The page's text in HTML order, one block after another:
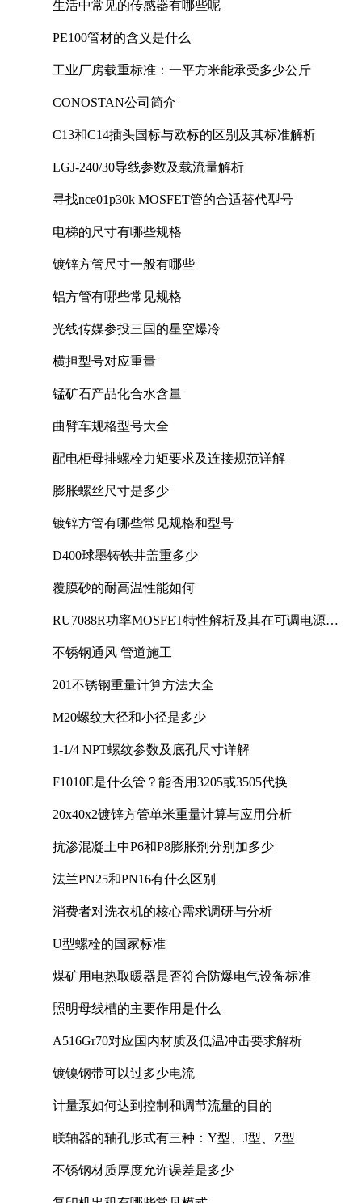
生活中常见的传感器有哪些呢
PE100管材的含义是什么
工业厂房载重标准：一平方米能承受多少公斤
CONOSTAN公司简介
C13和C14插头国标与欧标的区别及其标准解析
LGJ-240/30导线参数及载流量解析
寻找nce01p30k MOSFET管的合适替代型号
电梯的尺寸有哪些规格
镀锌方管尺寸一般有哪些
铝方管有哪些常见规格
光线传媒参投三国的星空爆冷
横担型号对应重量
锰矿石产品化合水含量
曲臂车规格型号大全
配电柜母排螺栓力矩要求及连接规范详解
膨胀螺丝尺寸是多少
镀锌方管有哪些常见规格和型号
D400球墨铸铁井盖重多少
覆膜砂的耐高温性能如何
RU7088R功率MOSFET特性解析及其在可调电源设
不锈钢通风 管道施工
201不锈钢重量计算方法大全
M20螺纹大径和小径是多少
1-1/4 NPT螺纹参数及底孔尺寸详解
F1010E是什么管？能否用3205或3505代换
20x40x2镀锌方管单米重量计算与应用分析
抗渗混凝土中P6和P8膨胀剂分别加多少
法兰PN25和PN16有什么区别
消费者对洗衣机的核心需求调研与分析
U型螺栓的国家标准
煤矿用电热取暖器是否符合防爆电气设备标准
照明母线槽的主要作用是什么
A516Gr70对应国内材质及低温冲击要求解析
镀镍钢带可以过多少电流
计量泵如何达到控制和调节流量的目的
联轴器的轴孔形式有三种：Y型、J型、Z型
不锈钢材质厚度允许误差是多少